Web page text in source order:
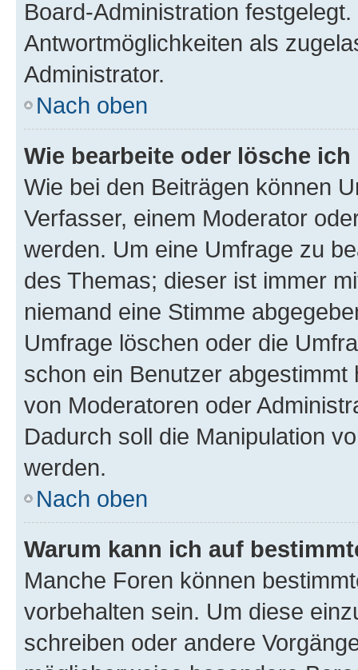
Board-Administration
Antwortmöglichkeiten als
Administrator.
Nach oben
Wie bearbeite oder lösche
Wie bei den Beiträgen können
Verfasser, einem Moderator
werden. Um eine Umfrage zu
des Themas; dieser ist immer
niemand eine Stimme
Umfrage löschen oder die
schon ein Benutzer
von Moderatoren oder
Dadurch soll die Manipulation
werden.
Nach oben
Warum kann ich auf
Manche Foren können
vorbehalten sein. Um diese
schreiben oder andere